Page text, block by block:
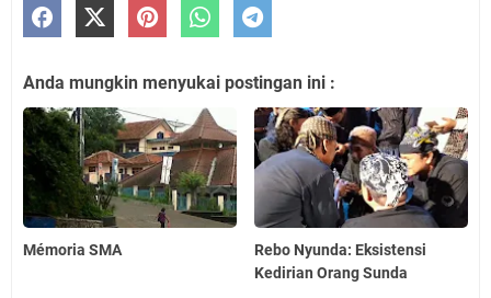
Anda mungkin menyukai postingan ini :
Mémoria SMA
Rebo Nyunda: Eksistensi
Kedirian Orang Sunda